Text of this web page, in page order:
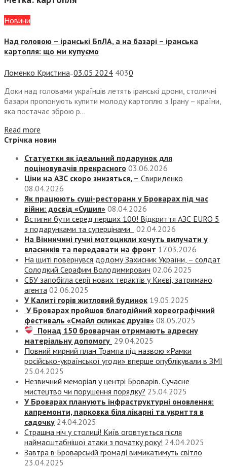
Новини
Над головою – іранські БпЛА, а на базарі – іранська
картопля: що ми купуємо
Ломенко Кристина —03.05.2024 4030
Доки над головами українців летять іранські дрони, столичні
базари пропонують купити молоду картоплю з Ірану – країни,
яка постачає зброю р...
Read more
Стрічка новин
Статуетки як ідеальний подарунок для
поціновувачів прекрасного 03.06.2026
Ціни на АЗС скоро знизяться, – Свириденко
08.04.2026
Як працюють суші-ресторани у Броварах під час
війни: досвід «Сушия» 08.04.2026
Встигни бути серед перших 100! Відкриття АЗС EURO 5
з подарунками та суперцінами
02.04.2026
На Вінничині гучні мотоцикли хочуть вилучати у
власників та передавати на фронт 17.03.2026
На щиті повернувся додому Захисник України, – солдат
Солодкий Серафим Володимирович 02.06.2025
СБУ запобігла серії нових терактів у Києві, затримано
агента 02.06.2025
У Калиті горів житловий будинок 19.05.2025
У Броварах пройшов благодійний хореографічний
фестиваль «Смайл скликає друзів» 08.05.2025
Понад 150 броварчан отримають адресну
матеріальну допомогу 29.04.2025
Повний мирний план Трампа під назвою «‎Рамки
російсько-української угоди» вперше опублікували в ЗМІ
25.04.2025
Незвичний меморіал у центрі Броварів. Сучасне
мистецтво чи порушення порядку? 25.04.2025
У Броварах планують інфраструктурні оновлення:
капремонти, парковка біля лікарні та укриття в
садочку 24.04.2025
Страшна ніч у столиці! Київ оговтується після
наймасштабнішої атаки з початку року! 24.04.2025
Завтра в Броварській громаді вимикатимуть світло
23.04.2025